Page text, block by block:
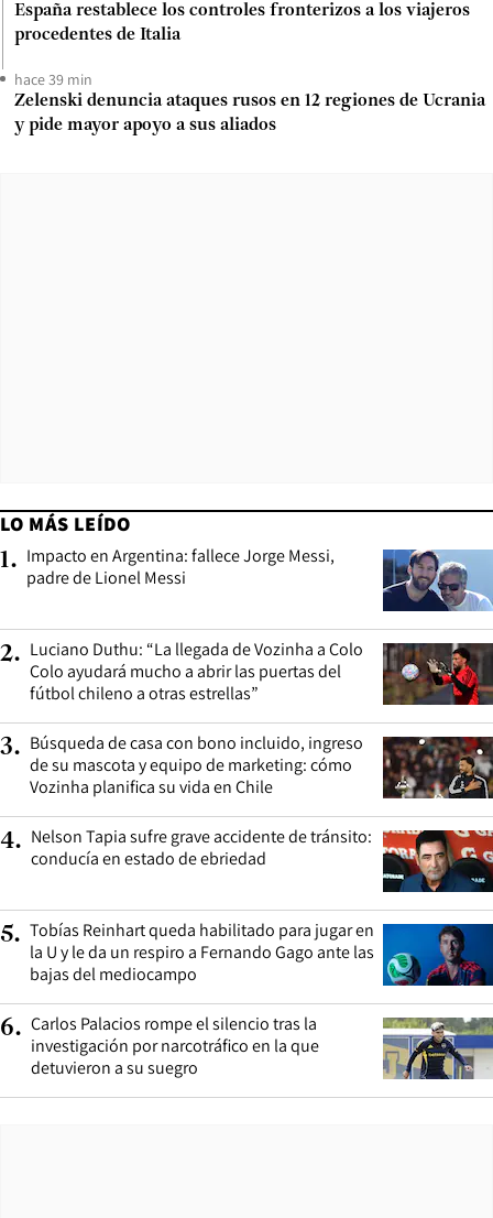
España restablece los controles fronterizos a los viajeros
procedentes de Italia
hace 39 min
Zelenski denuncia ataques rusos en 12 regiones de Ucrania
y pide mayor apoyo a sus aliados
LO MÁS LEÍDO
1. Impacto en Argentina: fallece Jorge Messi,
padre de Lionel Messi
2. Luciano Duthu: “La llegada de Vozinha a Colo
Colo ayudará mucho a abrir las puertas del
fútbol chileno a otras estrellas”
3. Búsqueda de casa con bono incluido, ingreso
de su mascota y equipo de marketing: cómo
Vozinha planifica su vida en Chile
4. Nelson Tapia sufre grave accidente de tránsito:
conducía en estado de ebriedad
5. Tobías Reinhart queda habilitado para jugar en
la U y le da un respiro a Fernando Gago ante las
bajas del mediocampo
6. Carlos Palacios rompe el silencio tras la
investigación por narcotráfico en la que
detuvieron a su suegro